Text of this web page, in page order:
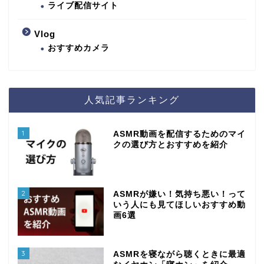
ライブ配信サイト
Vlog
おすすめカメラ
人気記事ランキング
1
ASMR動画を配信するためのマイ
クの選び方とおすすめを紹介
2
ASMRが嫌い！気持ち悪い！って
いう人にも見てほしいおすすめ動
画6選
3
ASMRを寝ながら聴くときに最適